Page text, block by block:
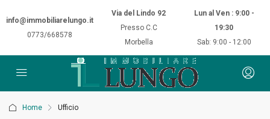
info@immobiliarelungo.it
0773/668578
Via del Lindo 92
Presso C.C
Morbella
Lun al Ven : 9:00 -
19:30
Sab: 9:00 - 12:00
Home Ufficio